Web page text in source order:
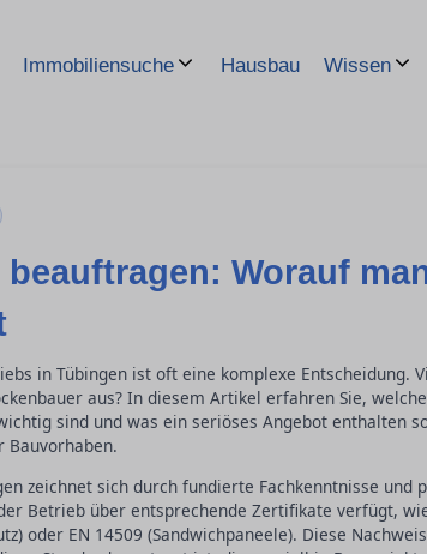
Immobiliensuche Hausbau Wissen
Worauf
in Tübingen ist oft eine komplexe Entscheidung.
aus? In diesem Artikel erfahren Sie, welche
sind und was ein seriöses Angebot enthalten
Bauvorhaben.
zeichnet sich durch fundierte Fachkenntnisse und
Betrieb über entsprechende Zertifikate verfügt,
oder EN 14509 (Sandwichpaneele). Diese